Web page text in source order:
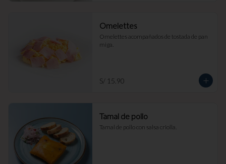
Omelettes
Omelettes acompañados de tostada de pan
miga.
S/ 15.90
Tamal de pollo
Tamal de pollo con salsa criolla.